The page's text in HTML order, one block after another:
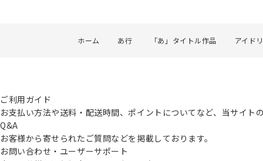
ホーム あ行 「あ」タイトル作品 アイド
ご利用ガイド
お支払い方法や送料・配送時間、ポイントについてなど、当サイト
Q&A
お客様から寄せられたご質問などを掲載しております。
お問い合わせ・ユーザーサポート